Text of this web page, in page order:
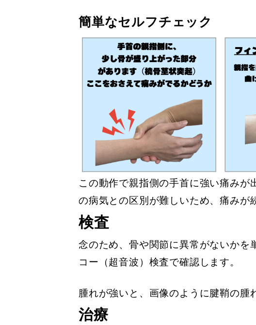
簡単なセルフチェック
この動作で親指側の手首に強い痛み
の病気との区別が難しいため、痛みが
検査
念のため、骨や関節に異常がないかを
コー（超音波）検査で確認します。
腫れが強いと、画像のように腱鞘の腫
治療